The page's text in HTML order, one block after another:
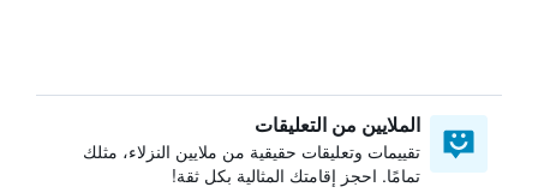
الملايين من التعليقات
تقييمات وتعليقات حقيقية من ملايين النزلاء، مثلك
تمامًا. احجز إقامتك المثالية بكل ثقة!